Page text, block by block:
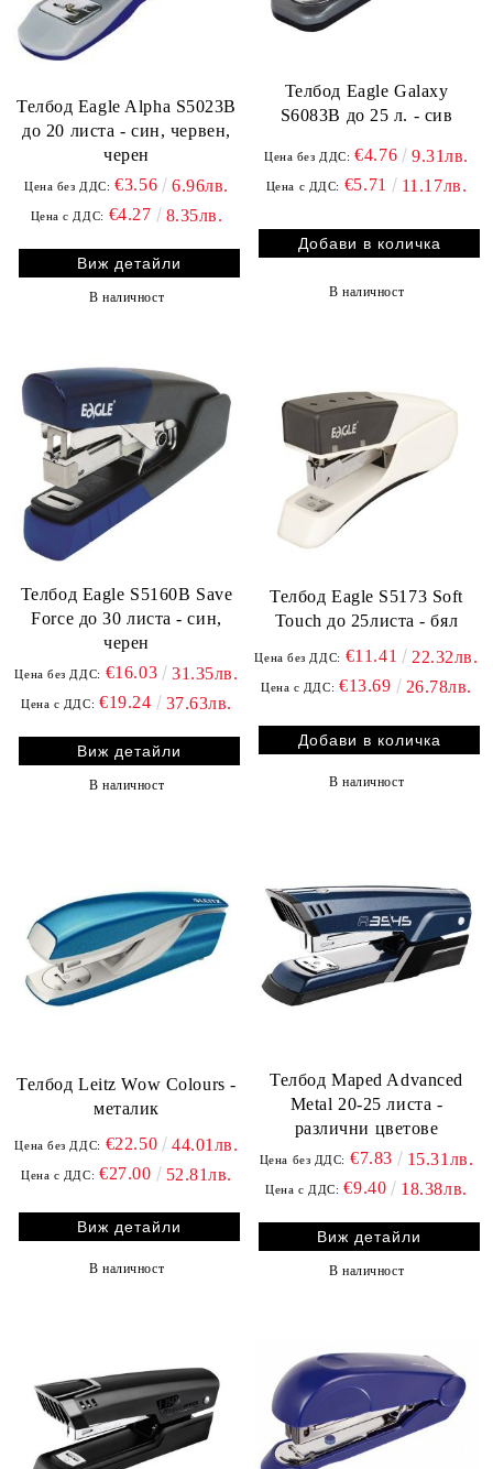
Телбод Eagle Alpha S5023B
до 20 листа - син, червен,
черен
Цена без ДДС: €3.56 6.96лв.
Цена с ДДС: €4.27 8.35лв.
Виж детайли
В наличност
Телбод Eagle Galaxy
S6083B до 25 л. - сив
Цена без ДДС: €4.76 9.31лв.
Цена с ДДС: €5.71 11.17лв.
В наличност
Телбод Eagle S5160B Save
Force до 30 листа - син,
черен
Цена без ДДС: €16.03 31.35лв.
Цена с ДДС: €19.24 37.63лв.
Виж детайли
В наличност
Телбод Eagle S5173 Soft
Touch до 25листа - бял
Цена без ДДС: €11.41 22.32лв.
Цена с ДДС: €13.69 26.78лв.
В наличност
Телбод Leitz Wow Colours -
металик
Цена без ДДС: €22.50 44.01лв.
Цена с ДДС: €27.00 52.81лв.
Виж детайли
В наличност
Телбод Maped Advanced
Metal 20-25 листа -
различни цветове
Цена без ДДС: €7.83 15.31лв.
Цена с ДДС: €9.40 18.38лв.
Виж детайли
В наличност